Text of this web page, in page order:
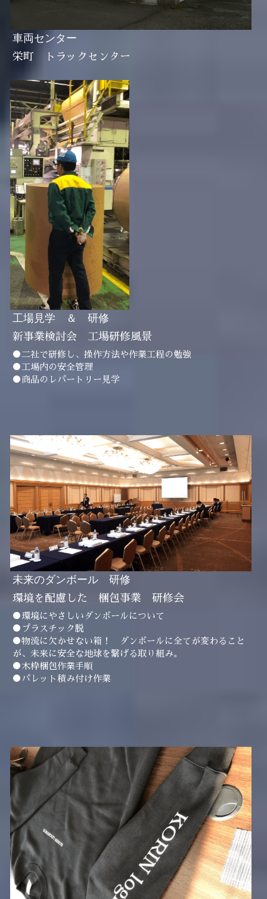
車両センター
栄町　トラックセンター
工場見学　＆　研修
新事業検討会　工場研修風景
●二社で研修し、操作方法や作業工程の勉強
●工場内の安全管理
●商品のレパートリー見学
未来のダンボール　研修
環境を配慮した　梱包事業　研修会
●環境にやさしいダンボールについて
●プラスチック脱
●物流に欠かせない箱！　ダンボールに全てが変わること
が、未来に安全な地球を繋げる取り組み。
●木枠梱包作業手順
●パレット積み付け作業